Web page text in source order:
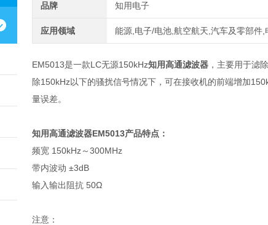
品牌 知用电子
应用领域 能源,电子/电池,航空航天,汽车及零部件,
EM5013是一款LC无源150kHz知用高通滤波器 ，主要用于滤
除150kHz以下的骚扰信号情况下，可在接收机的前端增加
量误差。
知用高通滤波器EM5013产品特点：
频宽 150kHz～300MHz
带内波动 ±3dB
输入输出阻抗 50Ω
注意：